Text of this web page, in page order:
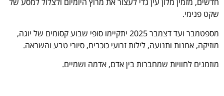
שקט פנימי.
מספטמבר ועד דצמבר 2025 יתקיימו סופי שבוע קסומים של יוגה,
מוזיקה, אמנות ותנועה, לילות זרועי כוכבים, סיורי טבע והשראה.
מוזמנים לחוויות שמחברות בין אדם, אדמה ושמיים.